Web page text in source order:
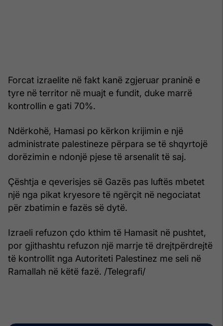
Forcat izraelite në fakt kanë zgjeruar praninë e
tyre në territor në muajt e fundit, duke marrë
kontrollin e gati 70%.
Ndërkohë, Hamasi po kërkon krijimin e një
administrate palestineze përpara se të shqyrtojë
dorëzimin e ndonjë pjese të arsenalit të saj.
Çështja e qeverisjes së Gazës pas luftës mbetet
një nga pikat kryesore të ngërçit në negociatat
për zbatimin e fazës së dytë.
Izraeli refuzon çdo kthim të Hamasit në pushtet,
por gjithashtu refuzon një marrje të drejtpërdrejtë
të kontrollit nga Autoriteti Palestinez me seli në
Ramallah në këtë fazë. /Telegrafi/